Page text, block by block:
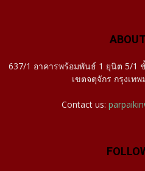
637/1 อาคารพร้อมพันธ์ 1 ยุนิต 5/1
เขตจตุจักร กรุงเท
Contact us: